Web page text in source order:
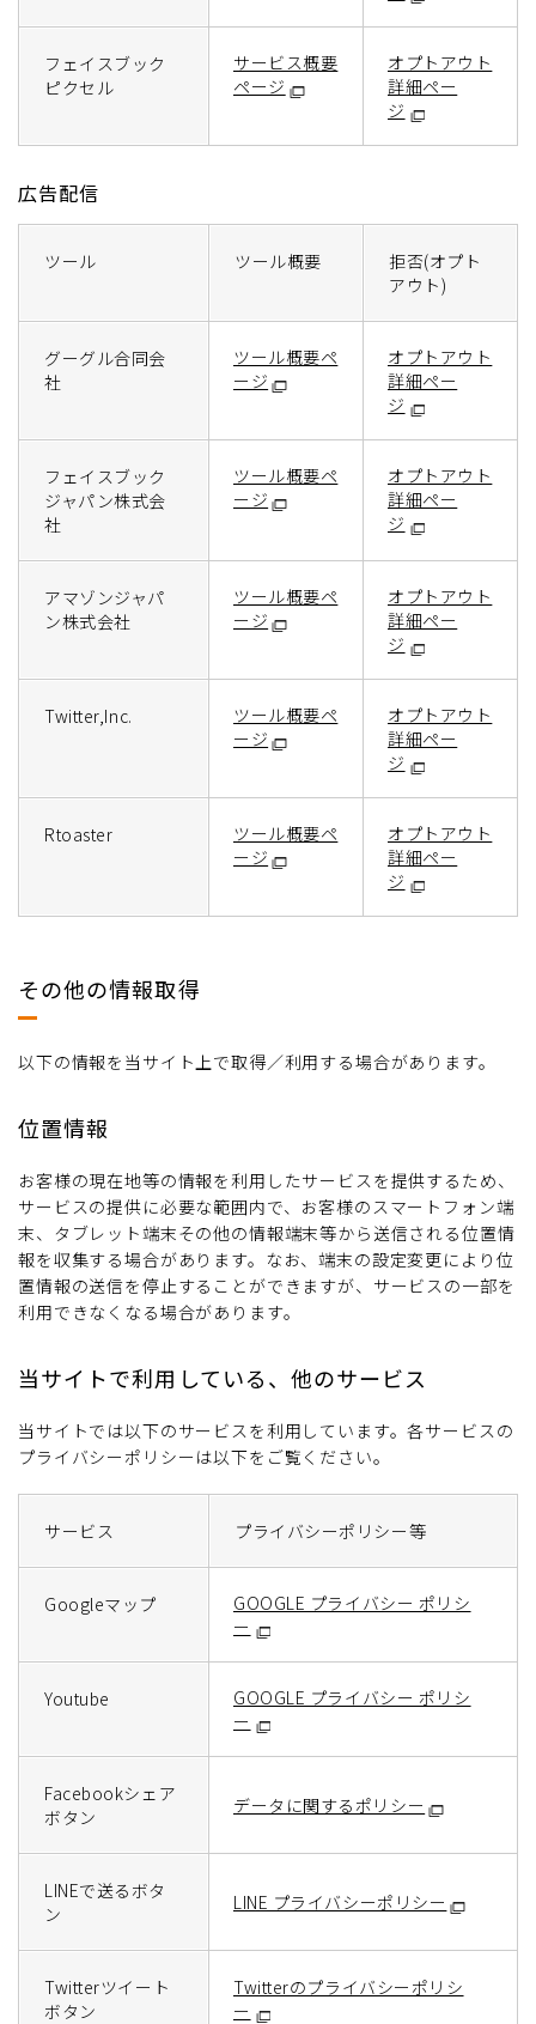
フェイスブック
ピクセル
サービス概要
ページ
オプトアウト
詳細ペー
ジ
広告配信
ツール ツール概要
拒否(オプト
アウト)
グーグル合同会
社
ツール概要ペ
ージ
オプトアウト
詳細ペー
ジ
フェイスブック
ジャパン株式会
社
ツール概要ペ
ージ
オプトアウト
詳細ペー
ジ
アマゾンジャパ
ン株式会社
ツール概要ペ
ージ
オプトアウト
詳細ペー
ジ
Twitter,Inc.
ツール概要ペ
ージ
オプトアウト
詳細ペー
ジ
Rtoaster
ツール概要ペ
ージ
オプトアウト
詳細ペー
ジ
その他の情報取得
以下の情報を当サイト上で取得／利用する場合があります。
位置情報
お客様の現在地等の情報を利用したサービスを提供するため、
サービスの提供に必要な範囲内で、お客様のスマートフォン端
末、タブレット端末その他の情報端末等から送信される位置情
報を収集する場合があります。なお、端末の設定変更により位
置情報の送信を停止することができますが、サービスの一部を
利用できなくなる場合があります。
当サイトで利用している、他のサービス
当サイトでは以下のサービスを利用しています。各サービスの
プライバシーポリシーは以下をご覧ください。
サービス プライバシーポリシー等
Googleマップ
GOOGLE プライバシー ポリシ
ー
Youtube
GOOGLE プライバシー ポリシ
ー
Facebookシェア
ボタン
データに関するポリシー
LINEで送るボタ
ン
LINE プライバシーポリシー
Twitterツイート
ボタン
Twitterのプライバシーポリシ
ー